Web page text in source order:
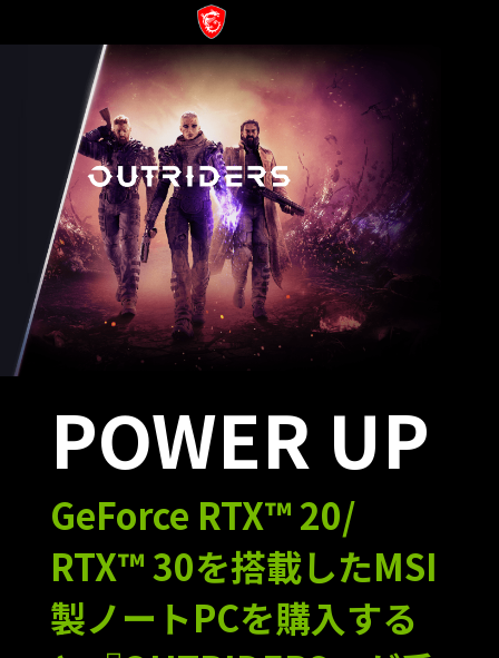
POWER UP
GeForce RTX™ 20/
RTX™ 30を搭載したMSI
製ノートPCを購入する